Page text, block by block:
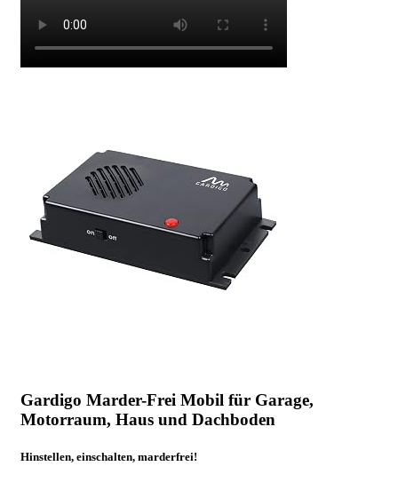
Gardigo Marder-Frei Mobil für Garage,
Motorraum, Haus und Dachboden
Hinstellen, einschalten, marderfrei!